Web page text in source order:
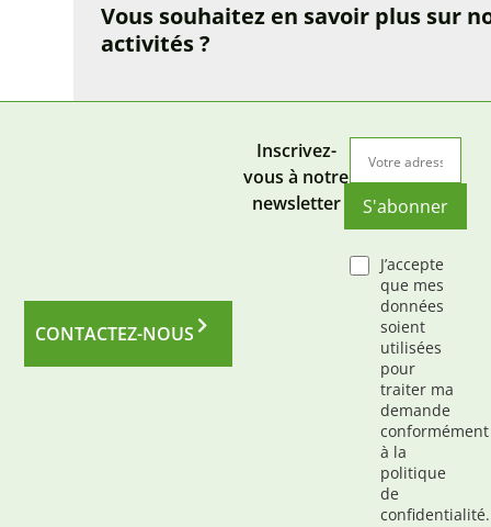
Vous souhaitez en savoir plus sur
activités ?
CONTACTEZ-NOUS
Inscrivez-
vous à notre
newsletter
S'abonner
J’accepte
que mes
données
soient
utilisées
pour
traiter ma
demande
conformément
à la
politique
de
confidentialité.